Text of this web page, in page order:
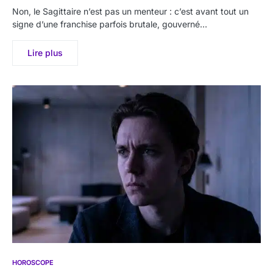
Non, le Sagittaire n’est pas un menteur : c’est avant tout un
signe d’une franchise parfois brutale, gouverné…
Lire plus
HOROSCOPE